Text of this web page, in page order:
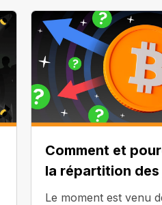
Comment et
la répartition
Le moment est venu